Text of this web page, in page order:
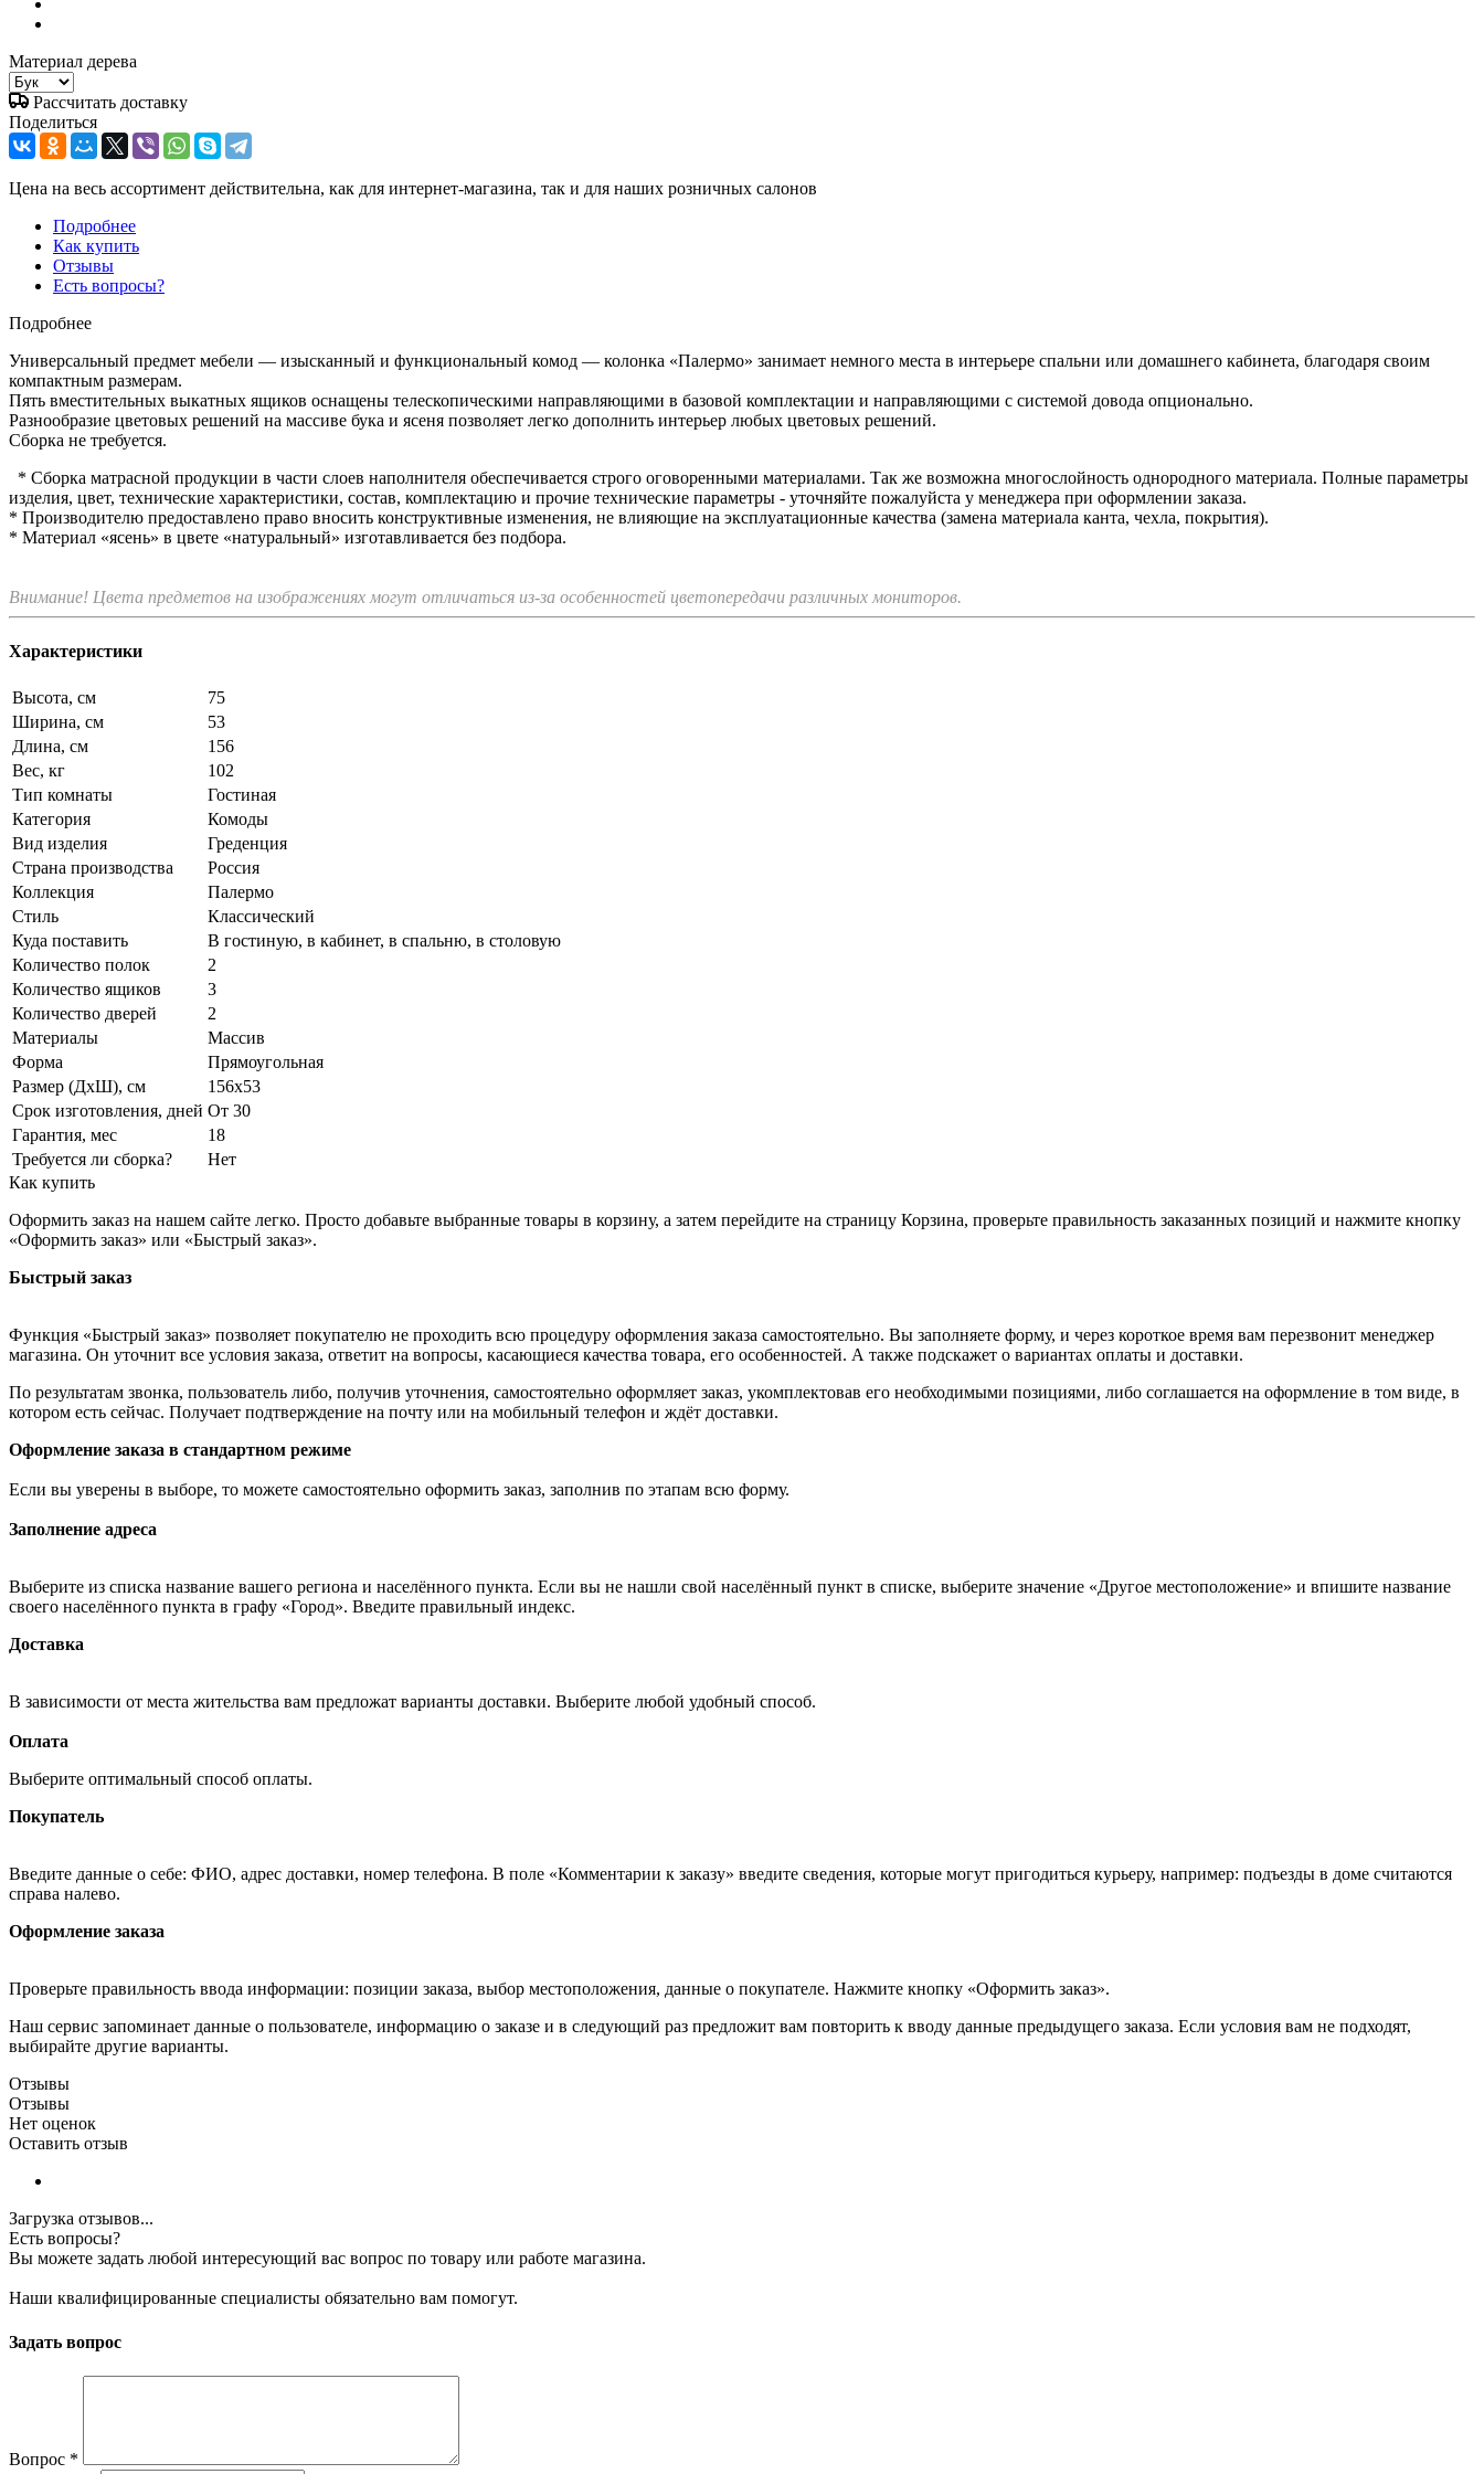
Материал дерева
Рассчитать доставку
Поделиться
Цена на весь ассортимент действительна, как для интернет-магазина, так и для наших розничных салонов
Подробнее
Как купить
Отзывы
Есть вопросы?
Подробнее
Универсальный предмет мебели — изысканный и функциональный комод — колонка «Палермо» занимает немного места в интерьере спальни или домашнего кабинета, благодаря своим
компактным размерам.
Пять вместительных выкатных ящиков оснащены телескопическими направляющими в базовой комплектации и направляющими с системой довода опционально.
Разнообразие цветовых решений на массиве бука и ясеня позволяет легко дополнить интерьер любых цветовых решений.
Сборка не требуется.
* Сборка матрасной продукции в части слоев наполнителя обеспечивается строго оговоренными материалами. Так же возможна многослойность однородного материала. Полные параметры
изделия, цвет, технические характеристики, состав, комплектацию и прочие технические параметры - уточняйте пожалуйста у менеджера при оформлении заказа.
* Производителю предоставлено право вносить конструктивные изменения, не влияющие на эксплуатационные качества (замена материала канта, чехла, покрытия).
* Материал «ясень» в цвете «натуральный» изготавливается без подбора.
Внимание! Цвета предметов на изображениях могут отличаться из-за особенностей цветопередачи различных мониторов.
Характеристики
Высота, см
75
Ширина, см
53
Длина, см
156
Вес, кг
102
Тип комнаты
Гостиная
Категория
Комоды
Вид изделия
Греденция
Страна производства
Россия
Коллекция
Палермо
Стиль
Классический
Куда поставить
В гостиную, в кабинет, в спальню, в столовую
Количество полок
2
Количество ящиков
3
Количество дверей
2
Материалы
Массив
Форма
Прямоугольная
Размер (ДхШ), см
156х53
Срок изготовления, дней От 30
Гарантия, мес
18
Требуется ли сборка?
Нет
Как купить
Оформить заказ на нашем сайте легко. Просто добавьте выбранные товары в корзину, а затем перейдите на страницу Корзина, проверьте правильность заказанных позиций и нажмите кнопку
«Оформить заказ» или «Быстрый заказ».
Быстрый заказ
Функция «Быстрый заказ» позволяет покупателю не проходить всю процедуру оформления заказа самостоятельно. Вы заполняете форму, и через короткое время вам перезвонит менеджер
магазина. Он уточнит все условия заказа, ответит на вопросы, касающиеся качества товара, его особенностей. А также подскажет о вариантах оплаты и доставки.
По результатам звонка, пользователь либо, получив уточнения, самостоятельно оформляет заказ, укомплектовав его необходимыми позициями, либо соглашается на оформление в том виде, в
котором есть сейчас. Получает подтверждение на почту или на мобильный телефон и ждёт доставки.
Оформление заказа в стандартном режиме
Если вы уверены в выборе, то можете самостоятельно оформить заказ, заполнив по этапам всю форму.
Заполнение адреса
Выберите из списка название вашего региона и населённого пункта. Если вы не нашли свой населённый пункт в списке, выберите значение «Другое местоположение» и впишите название
своего населённого пункта в графу «Город». Введите правильный индекс.
Доставка
В зависимости от места жительства вам предложат варианты доставки. Выберите любой удобный способ.
Оплата
Выберите оптимальный способ оплаты.
Покупатель
Введите данные о себе: ФИО, адрес доставки, номер телефона. В поле «Комментарии к заказу» введите сведения, которые могут пригодиться курьеру, например: подъезды в доме считаются
справа налево.
Оформление заказа
Проверьте правильность ввода информации: позиции заказа, выбор местоположения, данные о покупателе. Нажмите кнопку «Оформить заказ».
Наш сервис запоминает данные о пользователе, информацию о заказе и в следующий раз предложит вам повторить к вводу данные предыдущего заказа. Если условия вам не подходят,
выбирайте другие варианты.
Отзывы
Отзывы
Нет оценок
Оставить отзыв
Загрузка отзывов...
Есть вопросы?
Вы можете задать любой интересующий вас вопрос по товару или работе магазина.
Наши квалифицированные специалисты обязательно вам помогут.
Задать вопрос
Вопрос *